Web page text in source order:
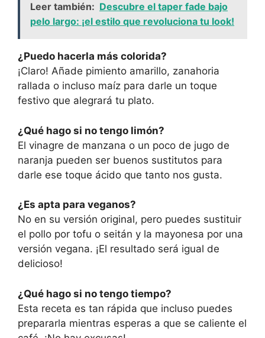
Leer también: Descubre el taper fade bajo
pelo largo: ¡el estilo que revoluciona tu look!
¿Puedo hacerla más colorida?
¡Claro! Añade pimiento amarillo, zanahoria
rallada o incluso maíz para darle un toque
festivo que alegrará tu plato.
¿Qué hago si no tengo limón?
El vinagre de manzana o un poco de jugo de
naranja pueden ser buenos sustitutos para
darle ese toque ácido que tanto nos gusta.
¿Es apta para veganos?
No en su versión original, pero puedes sustituir
el pollo por tofu o seitán y la mayonesa por una
versión vegana. ¡El resultado será igual de
delicioso!
¿Qué hago si no tengo tiempo?
Esta receta es tan rápida que incluso puedes
prepararla mientras esperas a que se caliente el